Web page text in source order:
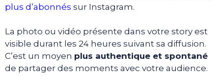
plus d’abonnés sur Instagram.
La photo ou vidéo présente dans votre story est
visible durant les 24 heures suivant sa diffusion.
C’est un moyen plus authentique et spontané
de partager des moments avec votre audience.